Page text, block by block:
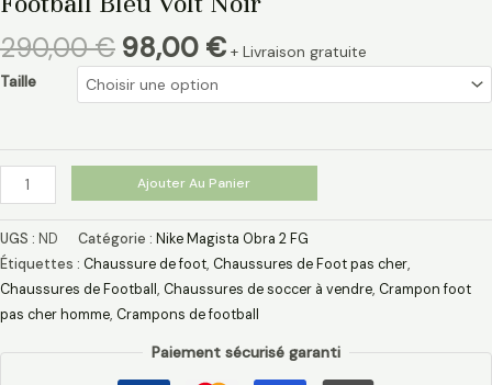
290,00€ 98,00 € + Livraison gratuite
Taille
Ajouter Au Panier
UGS : ND Catégorie : Nike Magista Obra 2 FG
Étiquettes : Chaussure de foot, Chaussures de Foot pas cher,
Chaussures de Football, Chaussures de soccer à vendre, Crampon foot
pas cher homme, Crampons de football
Paiement sécurisé garanti